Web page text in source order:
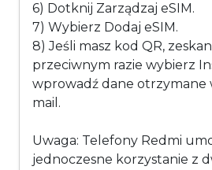
6) Dotknij Zarządzaj eSIM.
7) Wybierz Dodaj eSIM.
8) Jeśli masz kod QR,
przeciwnym razie wybierz
wprowadź dane otrzymane
mail.
Uwaga: Telefony Redmi
jednoczesne korzystanie z